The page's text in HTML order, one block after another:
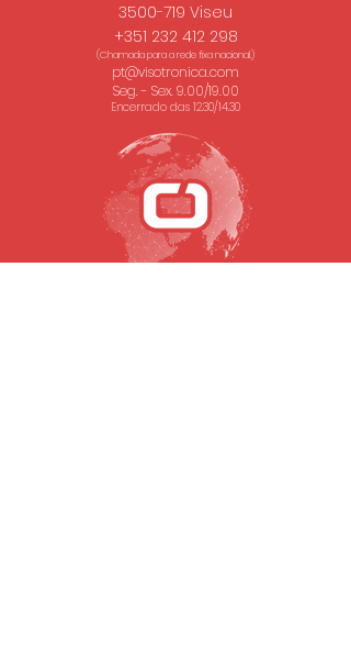
3500-719 Viseu
+351 232 412 298
(Chamada para a rede fixa nacional.)
pt@visotronica.com
Seg. - Sex. 9.00/19.00
Encerrado das 12.30/14.30